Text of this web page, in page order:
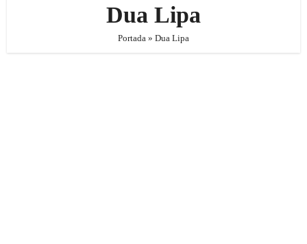
Dua Lipa
Portada » Dua Lipa